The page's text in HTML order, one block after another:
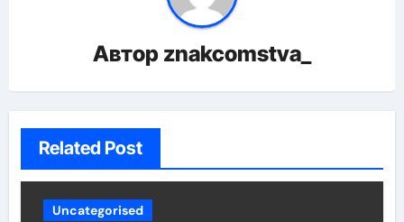
Автор znakcomstva_
Related Post
Uncategorised